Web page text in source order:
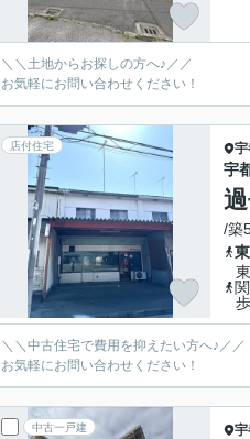
＼＼土地からお探しの方へ♪／／
お気軽にお問い合わせください！
店付住宅
宇
/築
＼＼中古住宅で費用を抑えたい方へ♪／／
お気軽にお問い合わせください！
中古一戸建